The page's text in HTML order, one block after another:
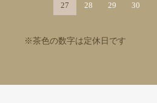
27 28 29 30
※茶色の数字は定休日です